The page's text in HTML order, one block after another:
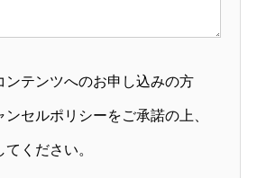
テンツへのお申し込みの方
ンセルポリシーをご承諾の上、
ください。